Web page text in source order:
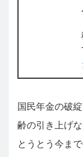
国民年金の破
齢の引き上げな
とうとう今ま